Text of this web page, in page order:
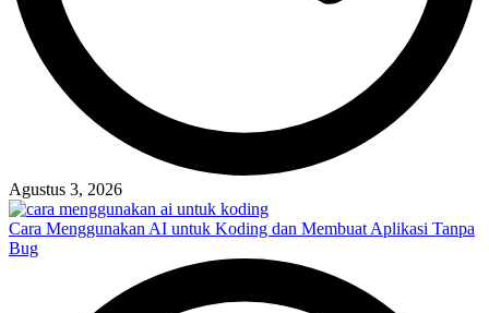
Agustus 3, 2026
Cara Menggunakan AI untuk Koding dan Membuat Aplikasi Tanpa
Bug